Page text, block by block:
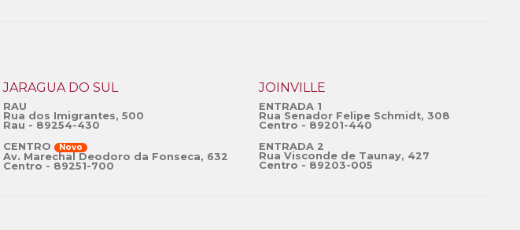
JARAGUÁ DO SUL
RAU
Rua dos Imigrantes, 500
Rau - 89254-430
CENTRO
Novo
Av. Marechal Deodoro da Fonseca, 632
Centro - 89251-700
JOINVILLE
ENTRADA 1
Rua Senador Felipe Schmidt, 308
Centro - 89201-440
ENTRADA 2
Rua Visconde de Taunay, 427
Centro - 89203-005